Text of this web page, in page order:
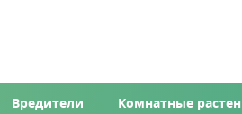
Вредители Комнатные